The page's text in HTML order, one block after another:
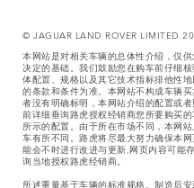
© JAGUAR LAND ROVER LIMITED
本网站是对相关车辆的总体性介绍，仅
决定的基础。我们鼓励您在购车前仔细
体配置、规格以及其它技术指标排他性
的条款和条件为准。本网站不构成车辆
者没有明确标明，本网站介绍的配置或
前详细垂询路虎授权经销商您所要购买
所示的配置。由于所在市场不同，本网
车有所不同。路虎将尽最大努力确保本
能会不时进行改进与更新,网页内容可能
询当地授权路虎经销商。
所述重量基于车辆的标准规格。制造后